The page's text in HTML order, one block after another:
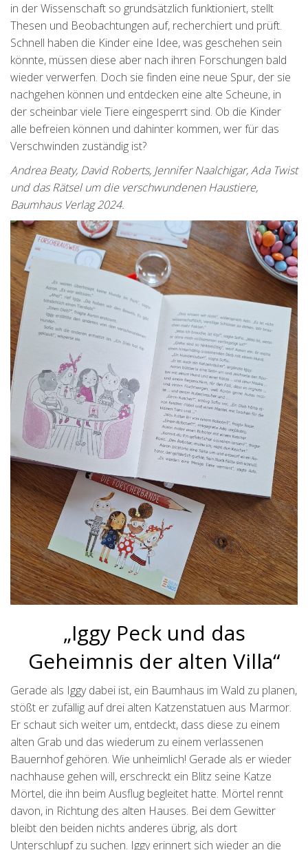
in der Wissenschaft so grundsätzlich funktioniert, stellt
Thesen und Beobachtungen auf, recherchiert und prüft.
Schnell haben die Kinder eine Idee, was geschehen sein
könnte, müssen diese aber nach ihren Forschungen bald
wieder verwerfen. Doch sie finden eine neue Spur, der sie
nachgehen können und entdecken eine alte Scheune, in
der scheinbar viele Tiere eingesperrt sind. Ob die Kinder
alle befreien können und dahinter kommen, wer für das
Verschwinden zuständig ist?
Andrea Beaty, David Roberts, Jennifer Naalchigar, Ada Twist
und das Rätsel um die verschwundenen Haustiere,
Baumhaus Verlag 2024.
„Iggy Peck und das
Geheimnis der alten Villa“
Gerade als Iggy dabei ist, ein Baumhaus im Wald zu planen,
stößt er zufällig auf drei alten Katzenstatuen aus Marmor.
Er schaut sich weiter um, entdeckt, dass diese zu einem
alten Grab und das wiederum zu einem verlassenen
Bauernhof gehören. Wie unheimlich! Gerade als er wieder
nachhause gehen will, erschreckt ein Blitz seine Katze
Mörtel, die ihn beim Ausflug begleitet hatte. Mörtel rennt
davon, in Richtung des alten Hauses. Bei dem Gewitter
bleibt den beiden nichts anderes übrig, als dort
Unterschlupf zu suchen. Iggy erinnert sich wieder an die